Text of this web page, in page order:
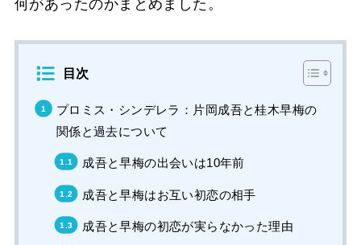
何があったのかまとめました。
目次
プロミス・シンデレラ：片岡成吾と桂木早梅の
関係と過去について
成吾と早梅の出会いは10年前
成吾と早梅はお互い初恋の相手
成吾と早梅の初恋が実らなかった理由